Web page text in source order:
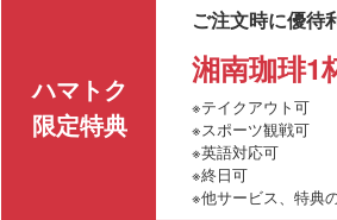
ハマトク
限定特典
ご注文時に優待
湘南珈琲1
※テイクアウト可
※スポーツ観戦可
※英語対応可
※終日可
※他サービス、特典